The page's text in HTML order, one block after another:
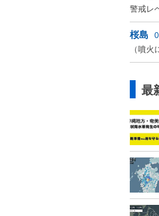
警戒レ
桜島
（噴火
最